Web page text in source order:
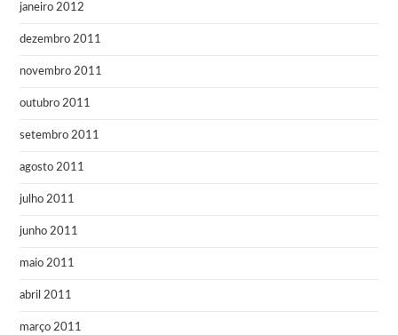
janeiro 2012
dezembro 2011
novembro 2011
outubro 2011
setembro 2011
agosto 2011
julho 2011
junho 2011
maio 2011
abril 2011
março 2011